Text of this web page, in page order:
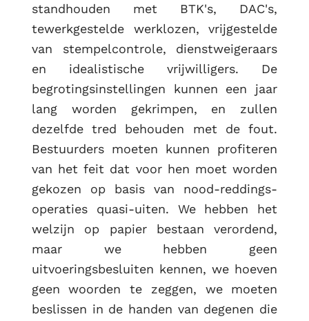
standhouden met BTK's, DAC's,
tewerkgestelde werklozen, vrijgestelde
van stempelcontrole, dienstweigeraars
en idealistische vrijwilligers. De
begrotingsinstellingen kunnen een jaar
lang worden gekrimpen, en zullen
dezelfde tred behouden met de fout.
Bestuurders moeten kunnen profiteren
van het feit dat voor hen moet worden
gekozen op basis van nood-reddings-
operaties quasi-uiten. We hebben het
welzijn op papier bestaan verordend,
maar we hebben geen
uitvoeringsbesluiten kennen, we hoeven
geen woorden te zeggen, we moeten
beslissen in de handen van degenen die